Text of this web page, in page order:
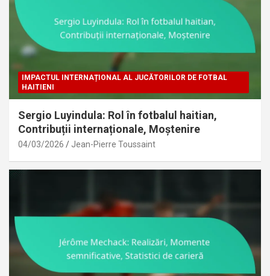
IMPACTUL INTERNAȚIONAL AL JUCĂTORILOR DE FOTBAL
HAITIENI
Sergio Luyindula: Rol în fotbalul haitian,
Contribuții internaționale, Moștenire
04/03/2026 Jean-Pierre Toussaint